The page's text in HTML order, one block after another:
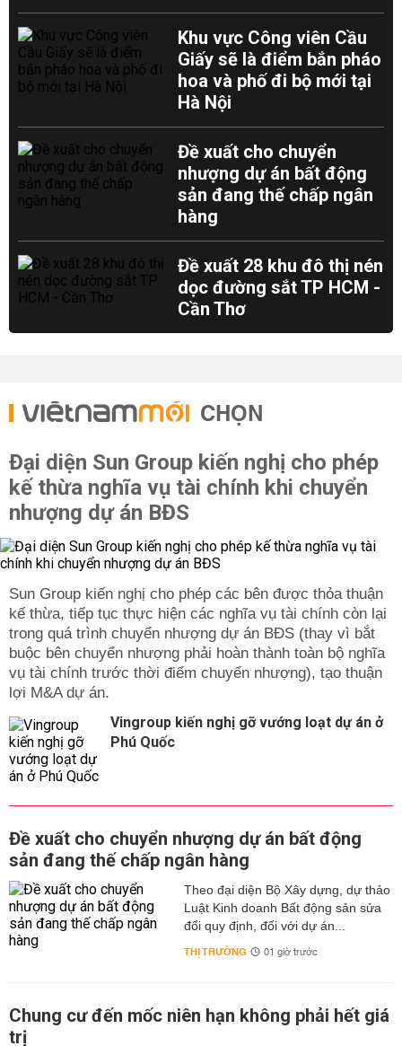
Khu vực Công viên Cầu
Giấy sẽ là điểm bắn pháo
hoa và phố đi bộ mới tại
Hà Nội
Đề xuất cho chuyển
nhượng dự án bất động
sản đang thế chấp ngân
hàng
Đề xuất 28 khu đô thị nén
dọc đường sắt TP HCM -
Cần Thơ
CHỌN
Đại diện Sun Group kiến nghị cho phép
kế thừa nghĩa vụ tài chính khi chuyển
nhượng dự án BĐS
Sun Group kiến nghị cho phép các bên được thỏa thuận
kế thừa, tiếp tục thực hiện các nghĩa vụ tài chính còn lại
trong quá trình chuyển nhượng dự án BĐS (thay vì bắt
buộc bên chuyển nhượng phải hoàn thành toàn bộ nghĩa
vụ tài chính trước thời điểm chuyển nhượng), tạo thuận
lợi M&A dự án.
Vingroup kiến nghị gỡ vướng loạt dự án ở
Phú Quốc
Đề xuất cho chuyển nhượng dự án bất động
sản đang thế chấp ngân hàng
Theo đại diện Bộ Xây dựng, dự thảo
Luật Kinh doanh Bất động sản sửa
đổi quy định, đối với dự án...
THỊ TRƯỜNG 01 giờ trước
Chung cư đến mốc niên hạn không phải hết giá
trị